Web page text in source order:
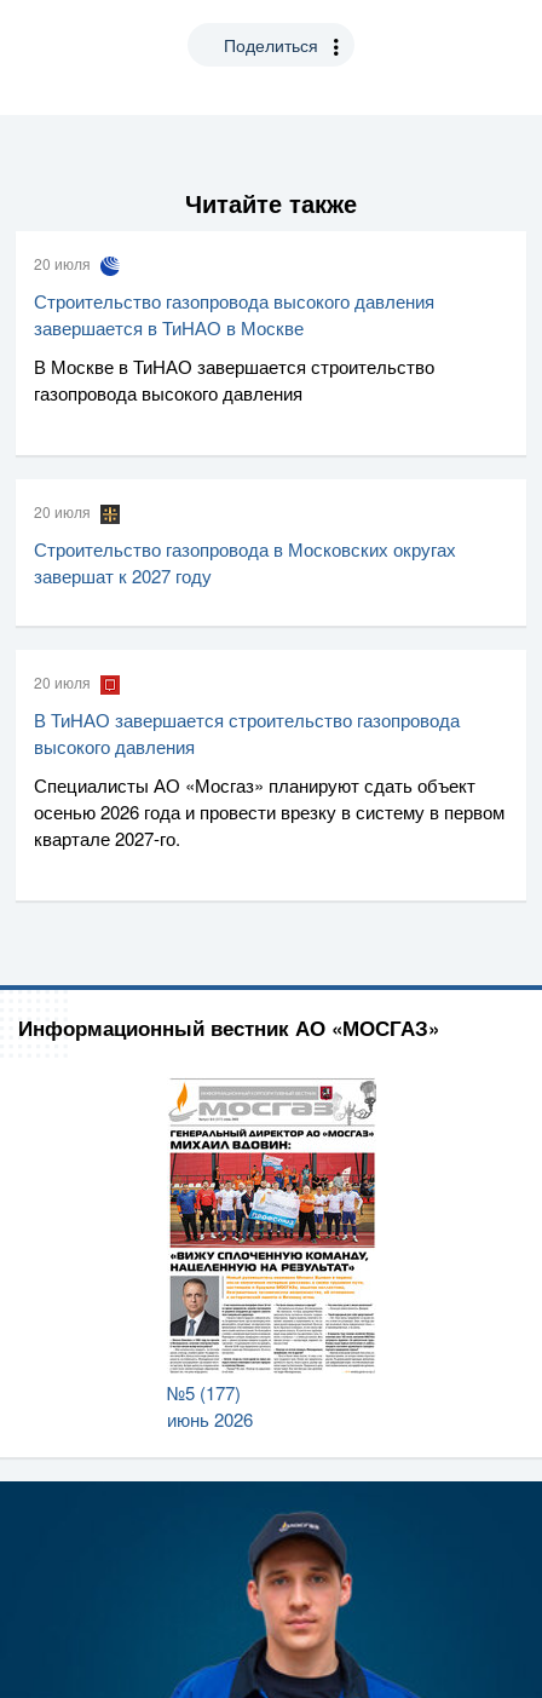
Поделиться
Читайте также
20 июля
Строительство газопровода высокого давления
завершается в ТиНАО в Москве
В Москве в ТиНАО завершается строительство
газопровода высокого давления
20 июля
Строительство газопровода в Московских округах
завершат к 2027 году
20 июля
В ТиНАО завершается строительство газопровода
высокого давления
Специалисты АО «Мосгаз» планируют сдать объект
осенью 2026 года и провести врезку в систему в первом
квартале2027-го.
Информационный вестник АО «МОСГАЗ»
№5 (177)
июнь 2026